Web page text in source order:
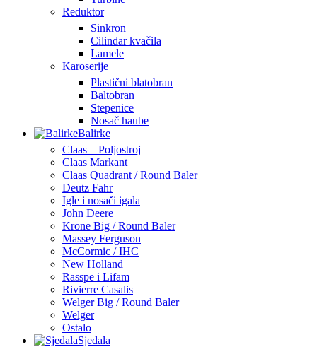
Reduktor
Sinkron
Cilindar kvačila
Lamele
Karoserije
Plastični blatobran
Baltobran
Stepenice
Nosač haube
Balirke
Claas – Poljostroj
Claas Markant
Claas Quadrant / Round Baler
Deutz Fahr
Igle i nosači igala
John Deere
Krone Big / Round Baler
Massey Ferguson
McCormic / IHC
New Holland
Rasspe i Lifam
Rivierre Casalis
Welger Big / Round Baler
Welger
Ostalo
Sjedala